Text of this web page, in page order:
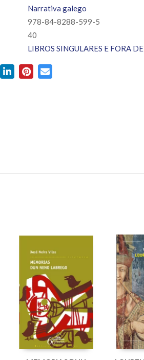
Narrativa galego
978-84-8288-599-5
40
LIBROS SINGULARES E FORA